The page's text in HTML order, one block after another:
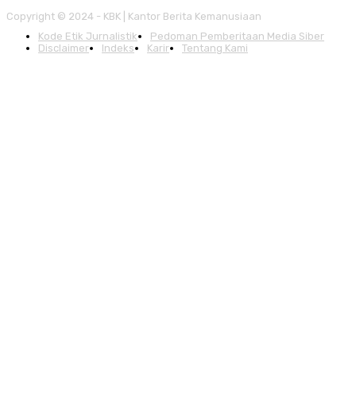
Copyright © 2024 - KBK | Kantor Berita Kemanusiaan
Kode Etik Jurnalistik
Pedoman Pemberitaan Media Siber
Disclaimer
Indeks Karir Tentang Kami